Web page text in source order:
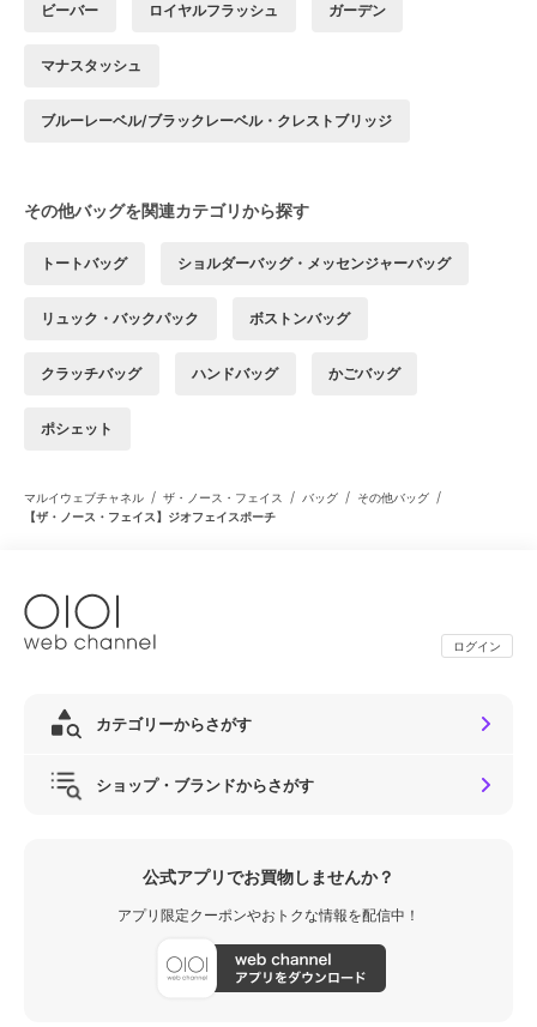
ビーバー ロイヤルフラッシュ ガーデン
マナスタッシュ
ブルーレーベル/ブラックレーベル・クレストブリッジ
その他バッグを関連カテゴリから探す
トートバッグ ショルダーバッグ・メッセンジャーバッグ
リュック・バックパック ボストンバッグ
クラッチバッグ ハンドバッグ かごバッグ
ポシェット
マルイウェブチャネル / ザ・ノース・フェイス / バッグ / その他バッグ /
【ザ・ノース・フェイス】ジオフェイスポーチ
ログイン
カテゴリーからさがす
ショップ・ブランドからさがす
公式アプリでお買物しませんか？
アプリ限定クーポンやおトクな情報を配信中！